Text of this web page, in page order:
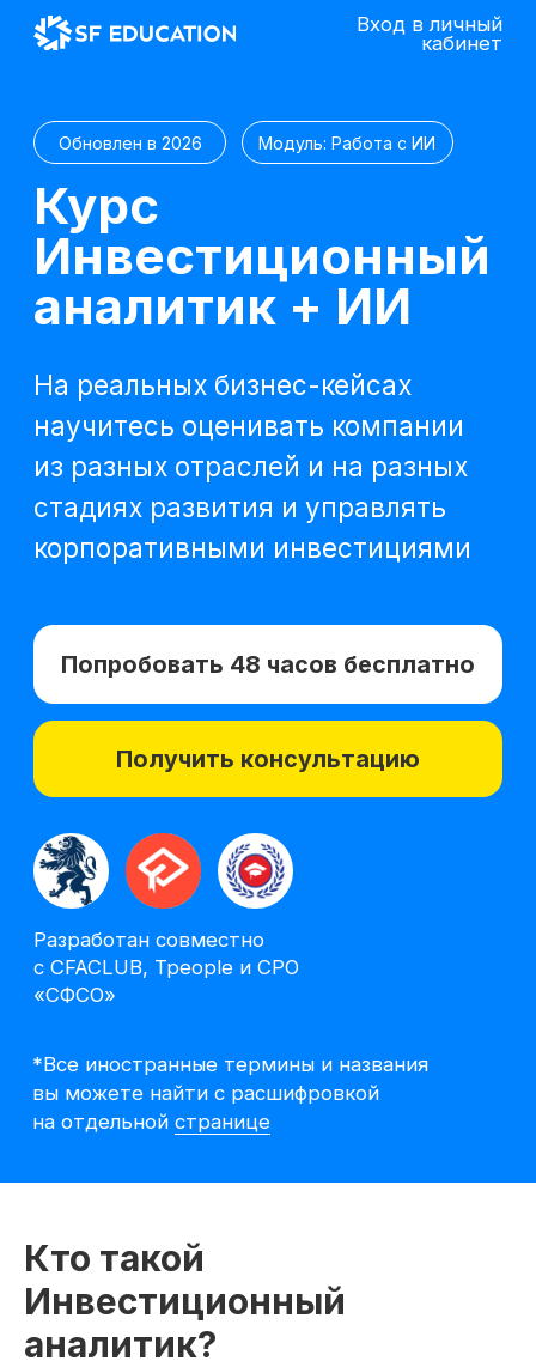
Вход в личный
кабинет
Курс
Инвестиционный
аналитик + ИИ
На реальных бизнес-кейсах
научитесь оценивать компании
корпоративными инвестициями
Попробовать 48 часов бесплатно
Получить консультацию
*Все иностранные термины и названия
вы можете найти с расшифровкой
на отдельнойстранице
Разработан совместно
с CFACLUB, Tpeople и СРО
Кто такой
Инвестиционный
аналитик?